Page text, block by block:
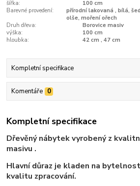
šířka:
100 cm
Barevné provedení:
přírodní lakovaná , bílá,
olše, moření ořech
Druh dřeva:
Borovice masiv
výška:
100 cm
hloubka:
42 cm , 47 cm
Kompletní specifikace
Komentáře 0
Kompletní specifikace
Dřevěný nábytek vyrobený z
masivu .
Hlavní důraz je kladen na
kvalitu zpracování.